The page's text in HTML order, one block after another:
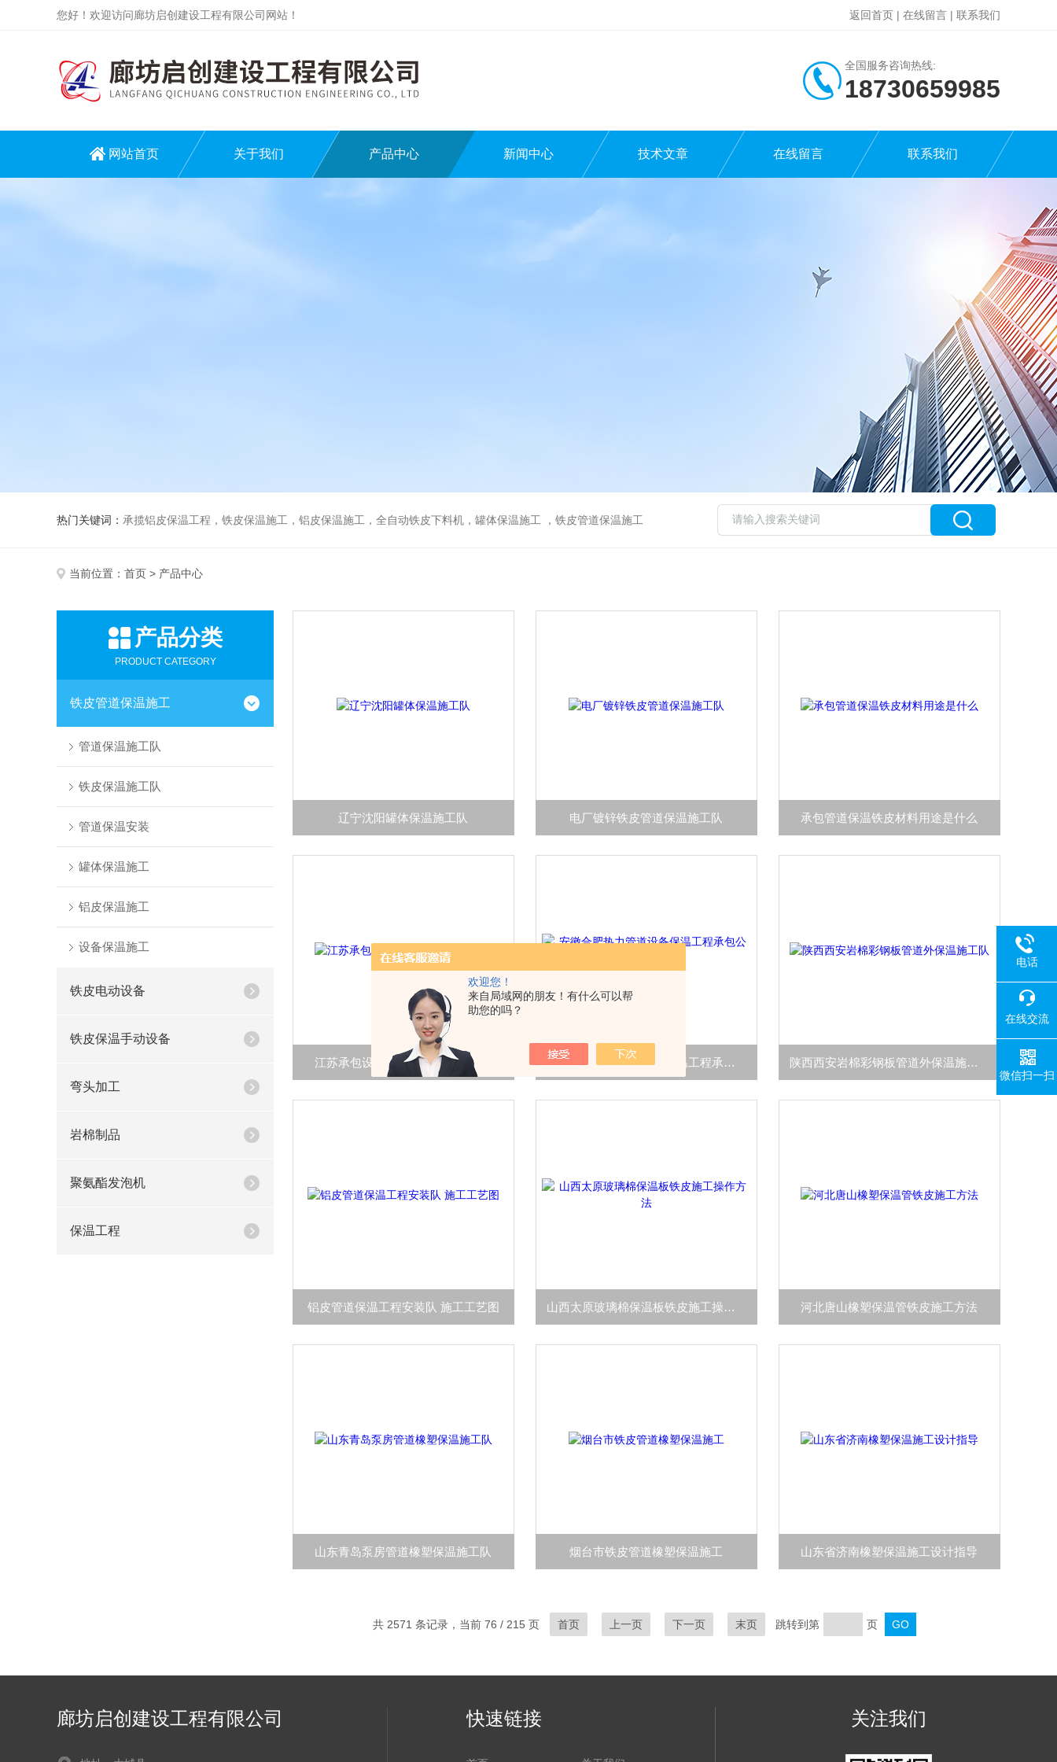
欢迎您！
来自局域网的朋友！有什么可以帮
助您的吗？
您好！欢迎访问廊坊启创建设工程有限公司网站！ 返回首页 | 在线留言 | 联系我们
全国服务咨询热线:
18730659985
网站首页 关于我们 产品中心 新闻中心 技术文章 在线留言 联系我们
热门关键词： 承揽铝皮保温工程，铁皮保温施工，铝皮保温施工，全自动铁皮下料机，罐体保温施工 ，铁皮管道保温施工
当前位置： 首页 > 产品中心
产品分类
PRODUCT CATEGORY
铁皮管道保温施工
管道保温施工队
铁皮保温施工队
管道保温安装
罐体保温施工
铝皮保温施工
设备保温施工
铁皮电动设备
铁皮保温手动设备
弯头加工
岩棉制品
聚氨酯发泡机
保温工程
辽宁沈阳罐体保温施工队 电厂镀锌铁皮管道保温施工队 承包管道保温铁皮材料用途是什么
江苏承包设备岩棉彩钢板保温施工 安徽合肥热力管道设备保温工程承包公司 陕西西安岩棉彩钢板管道外保温施工队
铝皮管道保温工程安装队 施工工艺图 山西太原玻璃棉保温板铁皮施工操作方法 河北唐山橡塑保温管铁皮施工方法
山东青岛泵房管道橡塑保温施工队 烟台市铁皮管道橡塑保温施工 山东省济南橡塑保温施工设计指导
共 2571 条记录，当前 76 / 215 页 首页 上一页 下一页 末页 跳转到第 页
廊坊启创建设工程有限公司 快速链接 关注我们
电话
在线交流
微信扫一扫